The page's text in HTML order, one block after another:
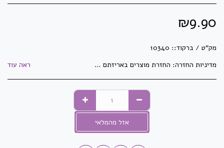
₪9.90
מק"ט / ברקוד:: 10340
מדיניות החזרה: החזרת מוצרים באריזתם המקורית בלבד וזאת בלבד שלא נעשה בהם שימוש! לא ניתן להחזיר מוצרי חשמל לאחר פתיחתם ו/או הפעלתם. לא ניתן להחזיר מדפסות, מגרסות ושאר מיכון לאחר פתיחת האריזה. לא ניתן להחזיר ראשי דיו וטונרים לאחר פתיחתם ו/או שימוש. לא ניתן להחזיר מוצרים שנעשו/יוצרו בהזמנה מיוחדת ואושרו ע&quot;י הלקוח. לא ניתן להחזיר מוצרים שהוזמנו במיוחד עבור הלקוח. לא ניתן להחזיר דברי דפוס וחותמות שעברו הגהה ואושרו ע&quot;י הלקוח. התמונות באתר הינן להמחשה בלבד - ייתכנו שינויים באריזה ובנראות המוצר. ט.ל.ח ראה עוד
אזל מהמלאי